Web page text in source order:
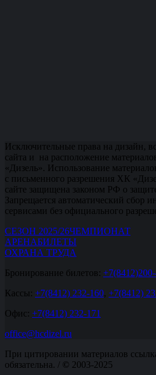
Исключительные права на дизайн,
сайта и на расположение
«Дизель». Использование
с письменного разрешения ХК
сайте защищена законом РФ о
Запрещается автоматический сбор
сервисами без официального
СЕЗОН 2025/26ЧЕМПИОНАТ
АРЕНАБИЛЕТЫ
ОХРАНА ТРУДА
Бронирование билетов:
Кассы: +7(8412) 232-160, +7(8412)
Офис: +7(8412) 232-171
office@hcdizel.ru
При цитировании материалов
обязательна. / © 2003-2025